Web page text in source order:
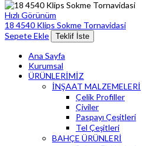
Hızlı Görünüm
18 4540 Klips Sokme Tornavidasi
Sepete Ekle
Teklif İste
Ana Sayfa
Kurumsal
ÜRÜNLERİMİZ
İNŞAAT MALZEMELERİ
Çelik Profiller
Çiviler
Paspayı Çeşitleri
Tel Çeşitleri
BAHÇE ÜRÜNLERİ